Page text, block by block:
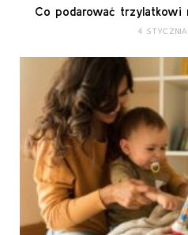
Co podarować trzylatkowi
4